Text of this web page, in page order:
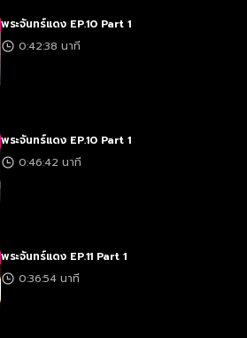
พระจันทร์แดง EP.10 Part 1
0:42:38 นาที
พระจันทร์แดง EP.10 Part 1
0:46:42 นาที
พระจันทร์แดง EP.11 Part 1
0:36:54 นาที